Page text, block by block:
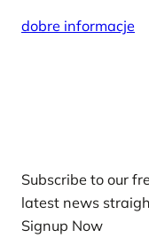
dobre informacje
Subscribe to our
latest news
Signup Now